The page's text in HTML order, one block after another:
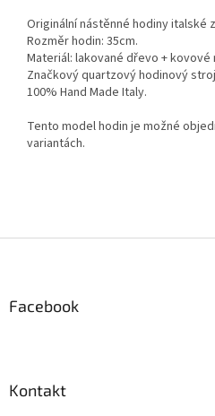
Originální nástěnné hodiny italské
Rozměr hodin: 35cm.
Materiál: lakované dřevo + kovové
Značkový quartzový hodinový
100% Hand Made Italy.
Tento model hodin je možné
variantách.
Facebook
Kontakt